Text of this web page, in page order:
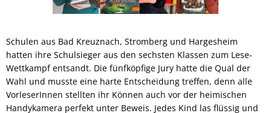
Schulen aus Bad Kreuznach, Stromberg und Hargesheim
hatten ihre Schulsieger aus den sechsten Klassen zum Lese-
Wettkampf entsandt. Die fünfköpfige Jury hatte die Qual der
Wahl und musste eine harte Entscheidung treffen, denn alle
VorleserInnen stellten ihr Können auch vor der heimischen
Handykamera perfekt unter Beweis. Jedes Kind las flüssig und